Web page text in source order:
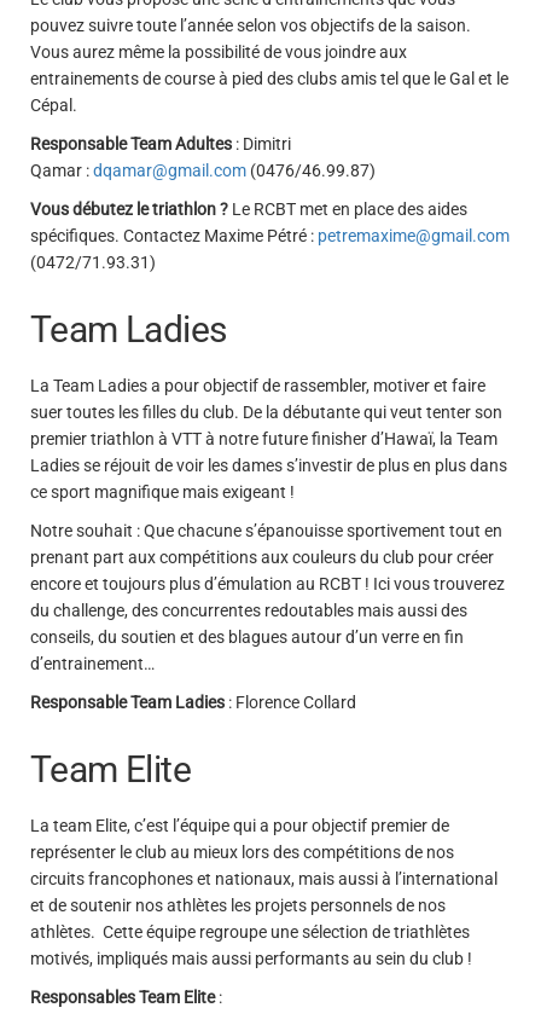
pouvez suivre toute l’année selon vos objectifs de la saison.
Vous aurez même la possibilité de vous joindre aux
entrainements de course à pied des clubs amis tel que le Gal et le
Cépal.
Responsable Team Adultes : Dimitri
Qamar :dqamar@gmail.com (0476/46.99.87)
Vous débutez le triathlon ? Le RCBT met en place des aides
spécifiques. Contactez Maxime Pétré : petremaxime@gmail.com
(0472/71.93.31)
Team Ladies
La Team Ladies a pour objectif de rassembler, motiver et faire
suer toutes les filles du club. De la débutante qui veut tenter son
premier triathlon à VTT à notre future finisher d’Hawaï, la Team
Ladies se réjouit de voir les dames s’investir de plus en plus dans
ce sport magnifique mais exigeant !
Notre souhait : Que chacune s’épanouisse sportivement tout en
prenant part aux compétitions aux couleurs du club pour créer
encore et toujours plus d’émulation au RCBT ! Ici vous trouverez
du challenge, des concurrentes redoutables mais aussi des
conseils, du soutien et des blagues autour d’un verre en fin
d’entrainement…
Responsable Team Ladies : Florence Collard
Team Elite
La team Elite, c’est l’équipe qui a pour objectif premier de
représenter le club au mieux lors des compétitions de nos
circuits francophones et nationaux, mais aussi à l’international
et de soutenir nos athlètes les projets personnels de nos
athlètes. Cette équipe regroupe une sélection de triathlètes
motivés, impliqués mais aussi performants au sein du club !
Responsables Team Elite: